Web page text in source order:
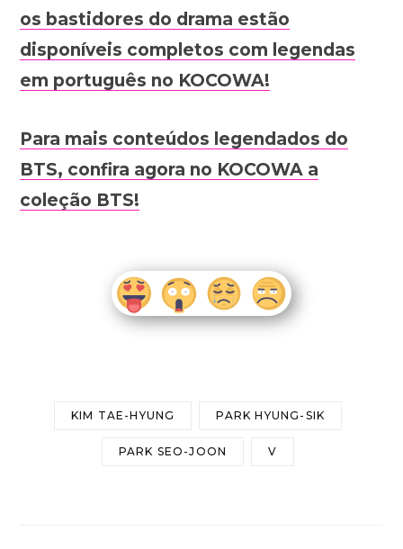
os bastidores do drama estão
disponíveis completos com legendas
em português no KOCOWA!
Para mais conteúdos legendados do
BTS, confira agora no KOCOWA a
coleção BTS!
KIM TAE-HYUNG PARK HYUNG-SIK
PARK SEO-JOON V